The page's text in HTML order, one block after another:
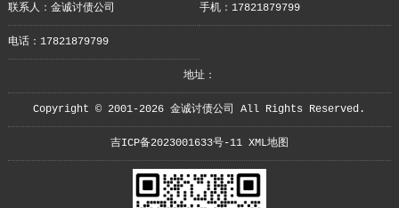
联系人：金诚讨债公司 手机：17821879799
电话：17821879799
地址：
Copyright © 2001-2026 金诚讨债公司 All Rights Reserved.
吉ICP备2023001633号-11 XML地图